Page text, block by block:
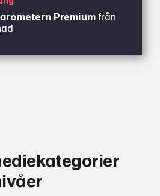
Premiumfrån